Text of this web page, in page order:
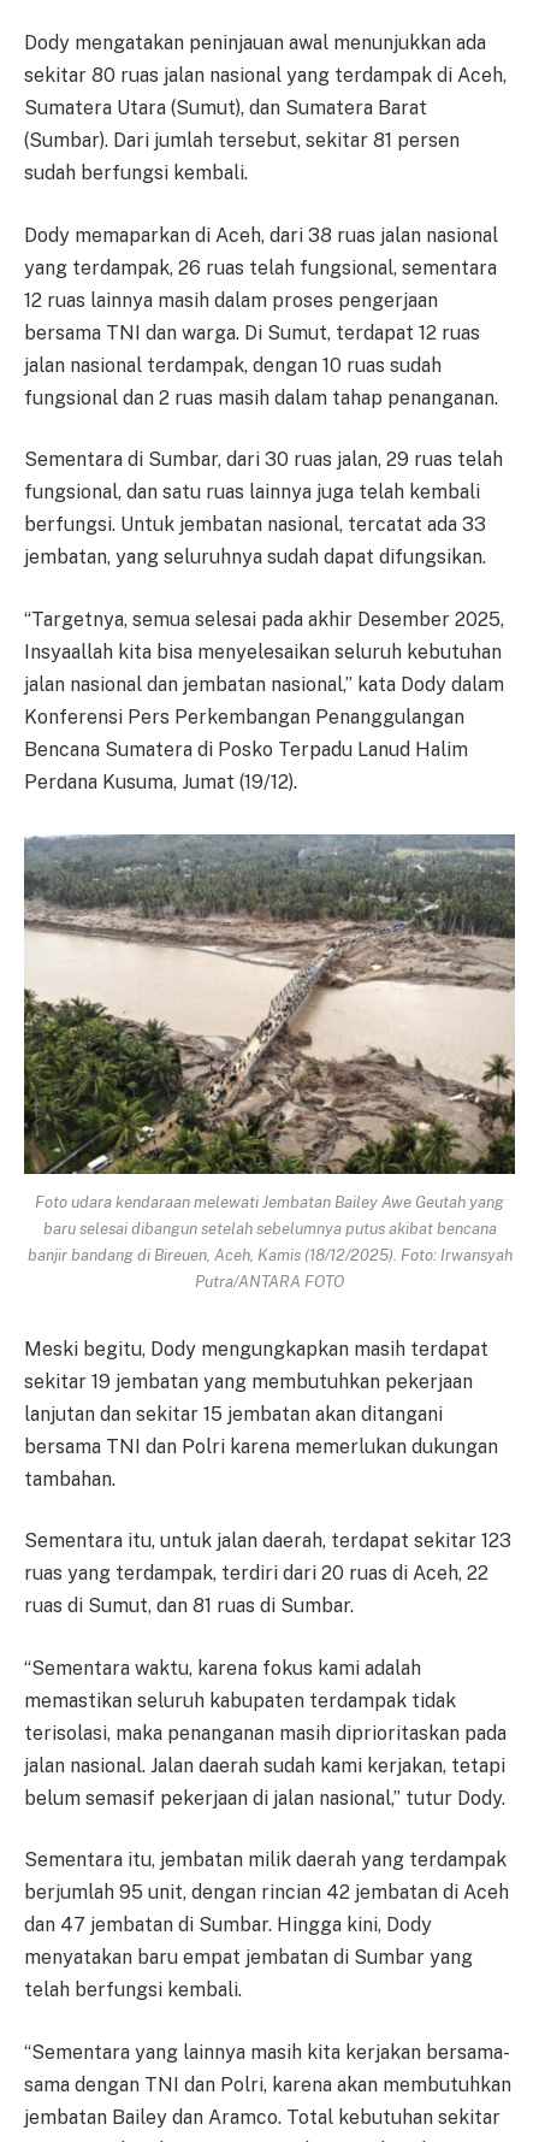
Dody mengatakan peninjauan awal menunjukkan ada
sekitar 80 ruas jalan nasional yang terdampak di Aceh,
Sumatera Utara (Sumut), dan Sumatera Barat
(Sumbar). Dari jumlah tersebut, sekitar 81 persen
sudah berfungsi kembali.
Dody memaparkan di Aceh, dari 38 ruas jalan nasional
yang terdampak, 26 ruas telah fungsional, sementara
12 ruas lainnya masih dalam proses pengerjaan
bersama TNI dan warga. Di Sumut, terdapat 12 ruas
jalan nasional terdampak, dengan 10 ruas sudah
fungsional dan 2 ruas masih dalam tahap penanganan.
Sementara di Sumbar, dari 30 ruas jalan, 29 ruas telah
fungsional, dan satu ruas lainnya juga telah kembali
berfungsi. Untuk jembatan nasional, tercatat ada 33
jembatan, yang seluruhnya sudah dapat difungsikan.
“Targetnya, semua selesai pada akhir Desember 2025,
Insyaallah kita bisa menyelesaikan seluruh kebutuhan
jalan nasional dan jembatan nasional,” kata Dody dalam
Konferensi Pers Perkembangan Penanggulangan
Bencana Sumatera di Posko Terpadu Lanud Halim
Perdana Kusuma, Jumat (19/12).
Foto udara kendaraan melewati Jembatan Bailey Awe Geutah yang
baru selesai dibangun setelah sebelumnya putus akibat bencana
banjir bandang di Bireuen, Aceh, Kamis (18/12/2025). Foto: Irwansyah
Putra/ANTARA FOTO
Meski begitu, Dody mengungkapkan masih terdapat
sekitar 19 jembatan yang membutuhkan pekerjaan
lanjutan dan sekitar 15 jembatan akan ditangani
bersama TNI dan Polri karena memerlukan dukungan
tambahan.
Sementara itu, untuk jalan daerah, terdapat sekitar 123
ruas yang terdampak, terdiri dari 20 ruas di Aceh, 22
ruas di Sumut, dan 81 ruas di Sumbar.
“Sementara waktu, karena fokus kami adalah
memastikan seluruh kabupaten terdampak tidak
terisolasi, maka penanganan masih diprioritaskan pada
jalan nasional. Jalan daerah sudah kami kerjakan, tetapi
belum semasif pekerjaan di jalan nasional,” tutur Dody.
Sementara itu, jembatan milik daerah yang terdampak
berjumlah 95 unit, dengan rincian 42 jembatan di Aceh
dan 47 jembatan di Sumbar. Hingga kini, Dody
menyatakan baru empat jembatan di Sumbar yang
telah berfungsi kembali.
“Sementara yang lainnya masih kita kerjakan bersama-
sama dengan TNI dan Polri, karena akan membutuhkan
jembatan Bailey dan Aramco. Total kebutuhan sekitar